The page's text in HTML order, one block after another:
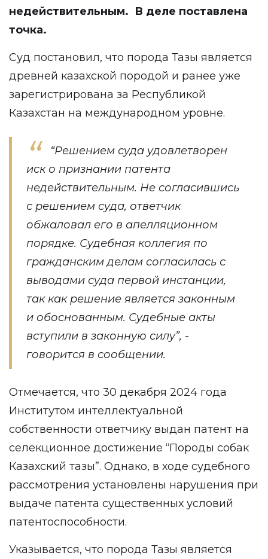
недействительным. В деле поставлена
точка.
Суд постановил, что порода Тазы является
древней казахской породой и ранее уже
зарегистрирована за Республикой
Казахстан на международном уровне.
“Решением суда удовлетворен
иск о признании патента
недействительным. Не согласившись
с решением суда, ответчик
обжаловал его в апелляционном
порядке. Судебная коллегия по
гражданским делам согласилась с
выводами суда первой инстанции,
так как решение является законным
и обоснованным. Судебные акты
вступили в законную силу”, -
говорится в сообщении.
Отмечается, что 30 декабря 2024 года
Институтом интеллектуальной
собственности ответчику выдан патент на
селекционное достижение “Породы собак
Казахский тазы”. Однако, в ходе судебного
рассмотрения установлены нарушения при
выдаче патента существенных условий
патентоспособности.
Указывается, что порода Тазы является